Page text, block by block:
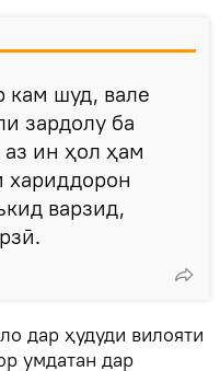
кам шуд, вале
зардолу ба
аз ин ҳол ҳам
хариддорон
варзид,
дар ҳудуди вилояти
умдатан дар